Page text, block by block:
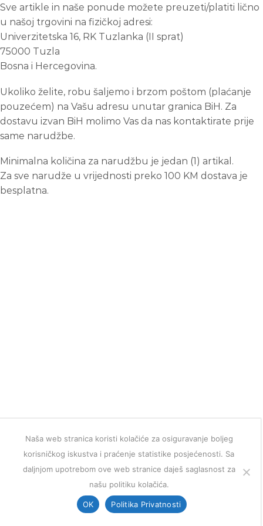
Sve artikle in naše ponude možete preuzeti/platiti lično
u našoj trgovini na fizičkoj adresi:
Univerzitetska 16, RK Tuzlanka (II sprat)
75000 Tuzla
Bosna i Hercegovina.
Ukoliko želite, robu šaljemo i brzom poštom (plaćanje
pouzećem) na Vašu adresu unutar granica BiH. Za
dostavu izvan BiH molimo Vas da nas kontaktirate prije
same narudžbe.
Minimalna količina za narudžbu je jedan (1) artikal.
Za sve narudže u vrijednosti preko 100 KM dostava je
besplatna.
Naša web stranica koristi kolačiće za osiguravanje boljeg
korisničkog iskustva i praćenje statistike posjećenosti. Sa
daljnjom upotrebom ove web stranice daješ saglasnost za
našu politiku kolačića.
OK Politika Privatnosti